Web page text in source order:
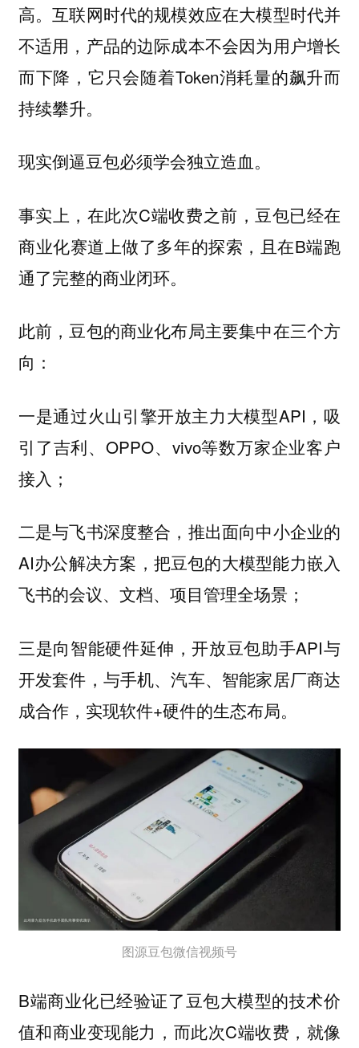
高。互联网时代的规模效应在大模型时代并
不适用，产品的边际成本不会因为用户增长
而下降，它只会随着Token消耗量的飙升而
持续攀升。
现实倒逼豆包必须学会独立造血。
事实上，在此次C端收费之前，豆包已经在
商业化赛道上做了多年的探索，且在B端跑
通了完整的商业闭环。
此前，豆包的商业化布局主要集中在三个方
向：
一是通过火山引擎开放主力大模型API，吸
引了吉利、OPPO、vivo等数万家企业客户
接入；
二是与飞书深度整合，推出面向中小企业的
AI办公解决方案，把豆包的大模型能力嵌入
飞书的会议、文档、项目管理全场景；
三是向智能硬件延伸，开放豆包助手API与
开发套件，与手机、汽车、智能家居厂商达
成合作，实现软件+硬件的生态布局。
图源豆包微信视频号
B端商业化已经验证了豆包大模型的技术价
值和商业变现能力，而此次C端收费，就像